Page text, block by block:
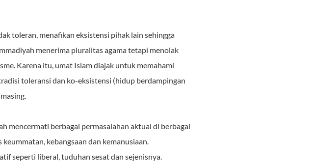
toleran, menafikan eksistensi pihak lain sehingga
menerima pluralitas agama tetapi menolak
Karena itu, umat Islam diajak untuk memahami
toleransi dan ko-eksistensi (hidup berdampingan
mencermati berbagai permasalahan aktual di berbagai
kebangsaan dan kemanusiaan.
seperti liberal, tuduhan sesat dan sejenisnya.